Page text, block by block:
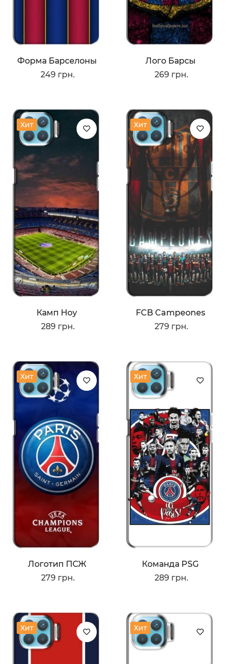
Форма Барселоны
249 грн.
Лого Барсы
269 грн.
Хит
Камп Ноу
289 грн.
Хит
FCB Campeones
279 грн.
Хит
Логотип ПСЖ
279 грн.
Хит
Команда PSG
289 грн.
Хит Хит